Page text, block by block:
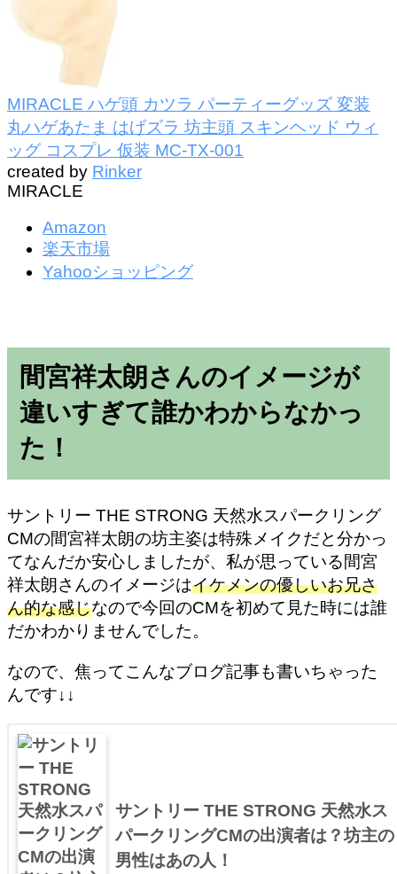
MIRACLE ハゲ頭 カツラ パーティーグッズ 変装
丸ハゲあたま はげズラ 坊主頭 スキンヘッド ウィ
ッグ コスプレ 仮装 MC-TX-001
created by Rinker
MIRACLE
Amazon
楽天市場
Yahooショッピング
間宮祥太朗さんのイメージが
違いすぎて誰かわからなかっ
た！
サントリー THE STRONG 天然水スパークリング
CMの間宮祥太朗の坊主姿は特殊メイクだと分かっ
てなんだか安心しましたが、私が思っている間宮
祥太朗さんのイメージはイケメンの優しいお兄さ
ん的な感じなので今回のCMを初めて見た時には誰
だかわかりませんでした。
なので、焦ってこんなブログ記事も書いちゃった
んです↓↓
サントリー THE STRONG 天然水ス
パークリングCMの出演者は？坊主の
男性はあの人！